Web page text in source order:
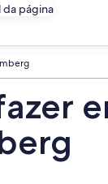
da página